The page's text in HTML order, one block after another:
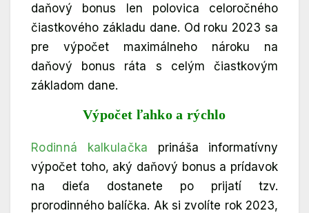
daňový bonus len polovica celoročného
čiastkového základu dane. Od roku 2023 sa
pre výpočet maximálneho nároku na
daňový bonus ráta s celým čiastkovým
základom dane.
Výpočet ľahko a rýchlo
Rodinná kalkulačka prináša informatívny
výpočet toho, aký daňový bonus a prídavok
na dieťa dostanete po prijatí tzv.
prorodinného balíčka. Ak si zvolíte rok 2023,